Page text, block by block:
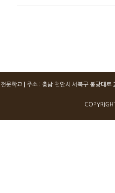
전문학교 | 주소 : 충남 천안시 서북구 불당